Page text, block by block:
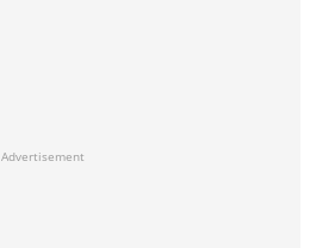
Advertisement